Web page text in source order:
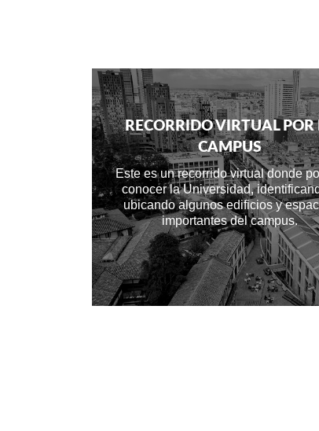
RECORRIDO VIRTUAL POR
CAMPUS
Este es un recorrido virtual donde
conocer la Universidad,
ubicando algunos edificios y
importantes del campus.